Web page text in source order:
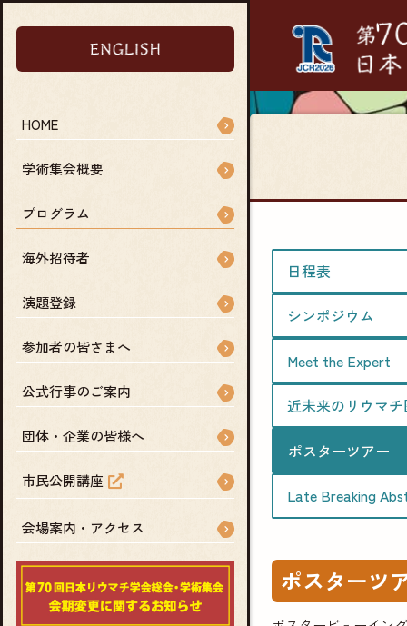
HOME
学術集会概要
プログラム
海外招待者
演題登録
参加者の皆さまへ
公式行事のご案内
団体・企業の皆様へ
市民公開講座
会場案内・アクセス
日程表
シンポジウム
Meet the Expert
近未来のリウマ
ポスターツアー
Late Breaking
ポスターツ